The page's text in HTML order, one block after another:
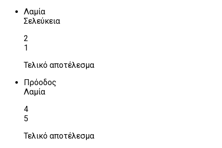
Λαμία
Σελεύκεια
2
1
Τελικό αποτέλεσμα
Πρόοδος
Λαμία
4
5
Τελικό αποτέλεσμα